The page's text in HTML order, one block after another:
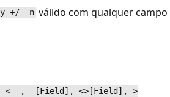
+/- n válido com qualquer campo
, =[Field], <>[Field], >